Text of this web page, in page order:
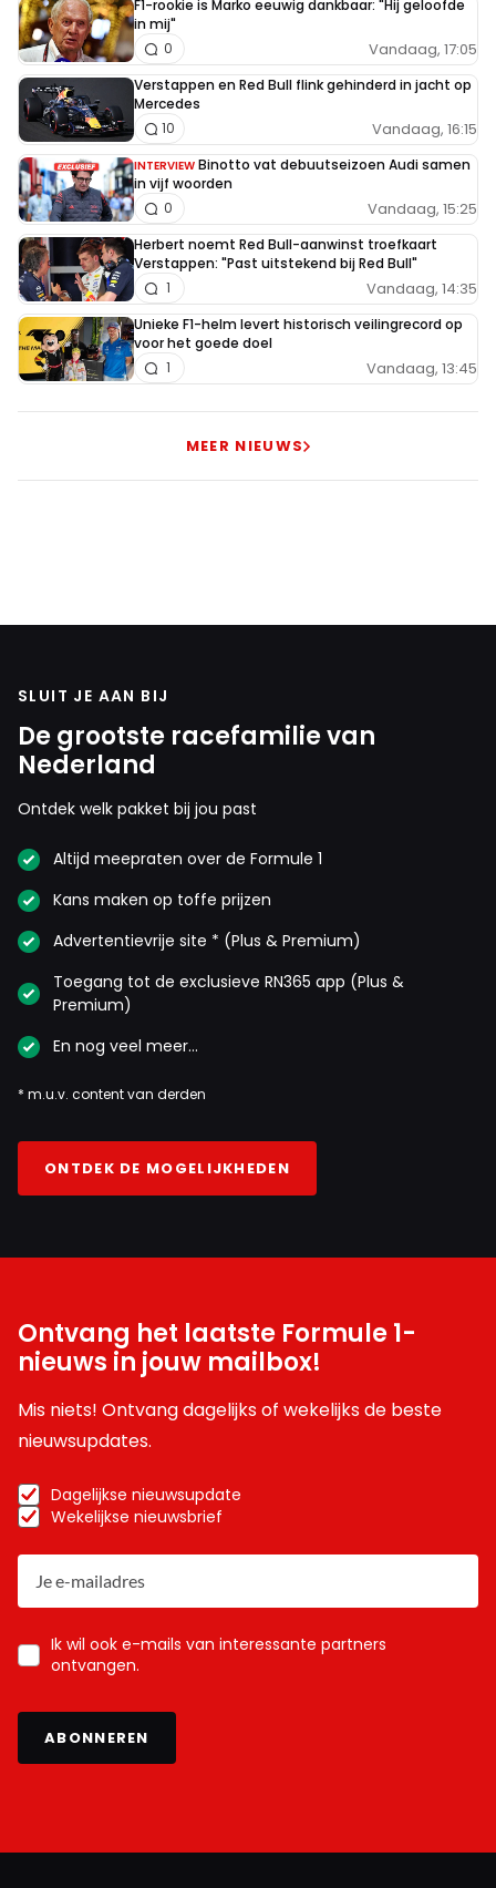
F1-rookie is Marko eeuwig dankbaar: "Hij geloofde
in mij"
Vandaag, 17:05
0
Verstappen en Red Bull flink gehinderd in jacht op
Mercedes
Vandaag, 16:15
10
INTERVIEW Binotto vat debuutseizoen Audi samen
in vijf woorden
Vandaag, 15:25
0
Herbert noemt Red Bull-aanwinst troefkaart
Verstappen: "Past uitstekend bij Red Bull"
Vandaag, 14:35
1
Unieke F1-helm levert historisch veilingrecord op
voor het goede doel
Vandaag, 13:45
1
MEER NIEUWS
SLUIT JE AAN BIJ
De grootste racefamilie van
Nederland
Ontdek welk pakket bij jou past
Altijd meepraten over de Formule 1
Kans maken op toffe prijzen
Advertentievrije site * (Plus & Premium)
Toegang tot de exclusieve RN365 app (Plus &
Premium)
En nog veel meer…
* m.u.v. content van derden
ONTDEK DE MOGELIJKHEDEN
Ontvang het laatste Formule 1-
nieuws in jouw mailbox!
Mis niets! Ontvang dagelijks of wekelijks de beste
nieuwsupdates.
Dagelijkse nieuwsupdate
Wekelijkse nieuwsbrief
Ik wil ook e-mails van interessante partners
ontvangen.
ABONNEREN